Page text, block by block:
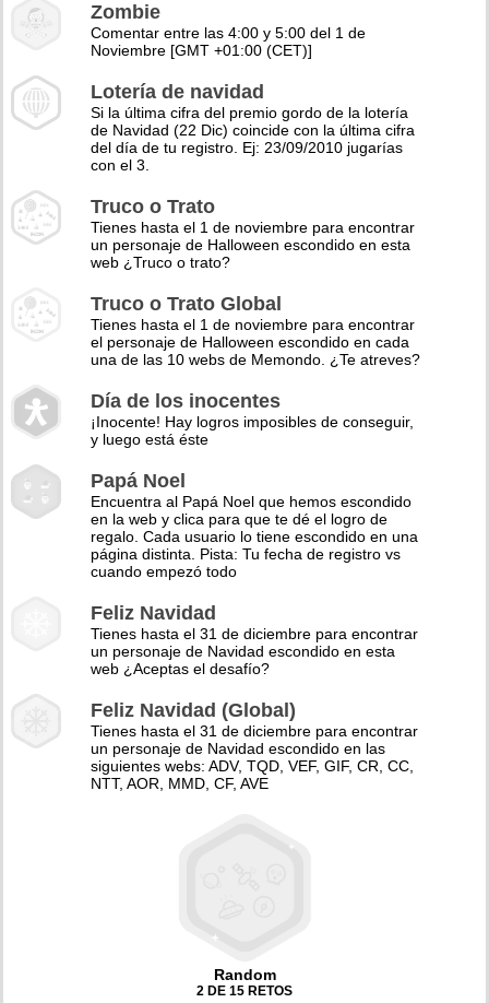
Zombie
Comentar entre las 4:00 y 5:00 del 1 de
Noviembre [GMT +01:00 (CET)]
Lotería de navidad
Si la última cifra del premio gordo de la lotería
de Navidad (22 Dic) coincide con la última cifra
del día de tu registro. Ej: 23/09/2010 jugarías
con el 3.
Truco o Trato
Tienes hasta el 1 de noviembre para encontrar
un personaje de Halloween escondido en esta
web ¿Truco o trato?
Truco o Trato Global
Tienes hasta el 1 de noviembre para encontrar
el personaje de Halloween escondido en cada
una de las 10 webs de Memondo. ¿Te atreves?
Día de los inocentes
¡Inocente! Hay logros imposibles de conseguir,
y luego está éste
Papá Noel
Encuentra al Papá Noel que hemos escondido
en la web y clica para que te dé el logro de
regalo. Cada usuario lo tiene escondido en una
página distinta. Pista: Tu fecha de registro vs
cuando empezó todo
Feliz Navidad
Tienes hasta el 31 de diciembre para encontrar
un personaje de Navidad escondido en esta
web ¿Aceptas el desafío?
Feliz Navidad (Global)
Tienes hasta el 31 de diciembre para encontrar
un personaje de Navidad escondido en las
siguientes webs: ADV, TQD, VEF, GIF, CR, CC,
NTT, AOR, MMD, CF, AVE
Random
2 DE 15 RETOS